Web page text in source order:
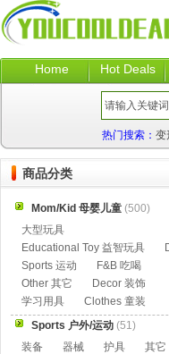
Home Hot Deals
热门搜索： 变
商品分类
Mom/Kid 母婴儿童 (500)
大型玩具
Educational Toy 益智玩具
Sports 运动
F&B 吃喝
Other 其它
Decor 装饰
学习用具
Clothes 童装
Sports 户外/运动 (51)
装备
器械 护具
其它